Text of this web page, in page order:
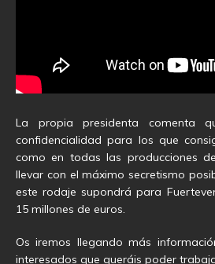
La propia presidenta comenta
confidencialidad para los que
como en todas las producciones
llevar con el máximo secretismo
este rodaje supondrá para
15 millones de euros.
Os iremos llegando más
interesados que queráis poder